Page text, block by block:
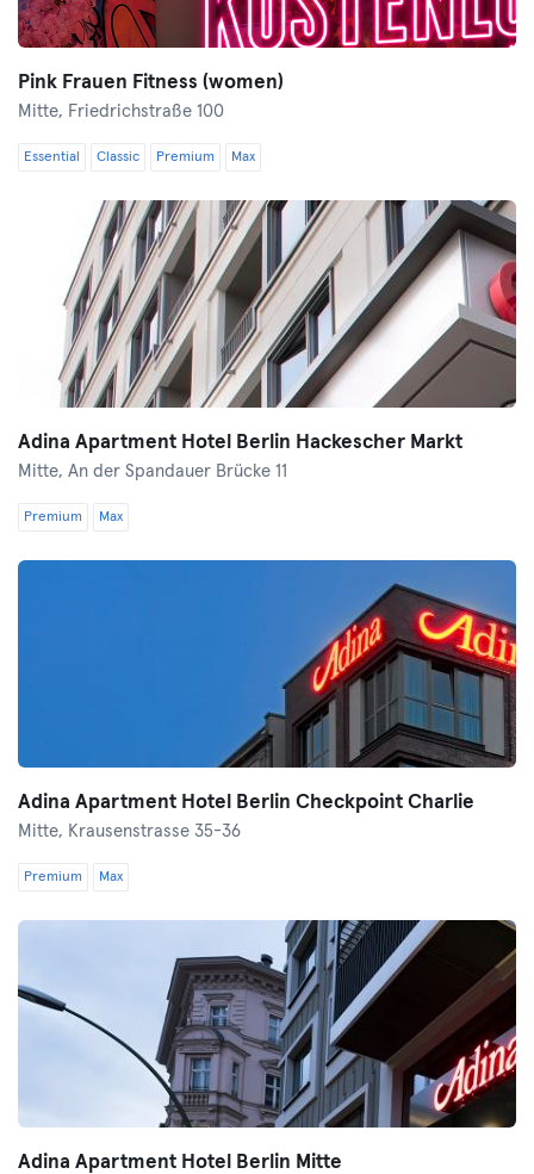
Pink Frauen Fitness (women)
Mitte, Friedrichstraße 100
Essential Classic Premium Max
Adina Apartment Hotel Berlin Hackescher Markt
Mitte, An der Spandauer Brücke 11
Premium Max
Adina Apartment Hotel Berlin Checkpoint Charlie
Mitte, Krausenstrasse 35-36
Premium Max
Adina Apartment Hotel Berlin Mitte